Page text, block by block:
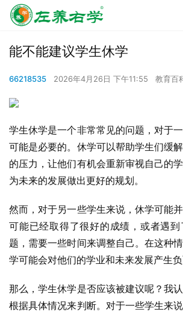
能不能建议学生休学
66218535 2026年4月26日 下午11:55 教育百
学生休学是一个非常常见的问题，对于
可能是必要的。休学可以帮助学生们缓
的压力，让他们有机会重新审视自己的
为未来的发展做出更好的规划。
然而，对于另一些学生来说，休学可能
可能已经取得了很好的成绩，或者遇
题，需要一些时间来调整自己。在这种
学可能会对他们的学业和未来发展产生负
那么，学生休学是否应该被建议呢？我
根据具体情况来判断。对于一些学生来